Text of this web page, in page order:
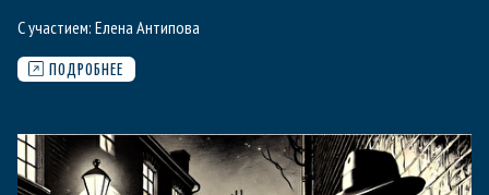
С участием: Елена Антипова
ПОДРОБНЕЕ